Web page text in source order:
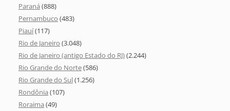
Paraná (888)
Pernambuco (483)
Piauí(117)
Rio de Janeiro (3.048)
Rio de Janeiro (antigo Estado do RJ)(2.244)
Rio Grande do Norte(586)
Rio Grande do Sul(1.256)
Rondônia (107)
Roraima (49)